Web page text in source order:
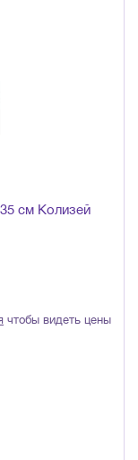
см Колизей
чтобы видеть цены